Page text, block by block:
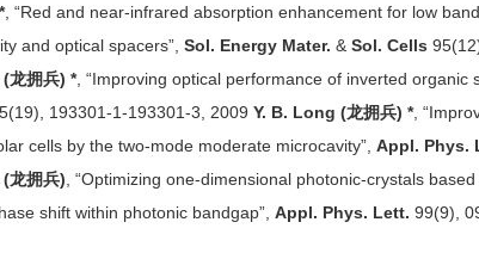
, “Red and near-infrared absorption enhancement for low
and optical spacers”, Sol. Energy Mater. & Sol. Cells
(龙拥兵) *, “Improving optical performance of inverted organic
193301-1-193301-3, 2009 Y. B. Long (龙拥兵) *,
cells by the two-mode moderate microcavity”, Appl. Phys.
(龙拥兵) , “Optimizing one-dimensional photonic-crystals
shift within photonic bandgap”, Appl. Phys. Lett. 99(9),